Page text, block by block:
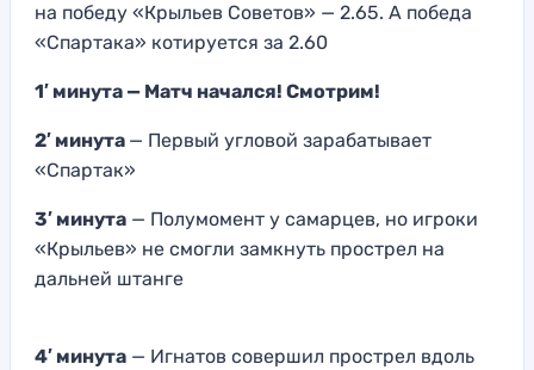
на победу «Крыльев Советов» — 2.65. А победа
«Спартака» котируется за 2.60
1′ минута — Матч начался! Смотрим!
2′ минута — Первый угловой зарабатывает
«Спартак»
3′ минута — Полумомент у самарцев, но игроки
«Крыльев» не смогли замкнуть прострел на
дальней штанге
4′ минута — Игнатов совершил прострел вдоль